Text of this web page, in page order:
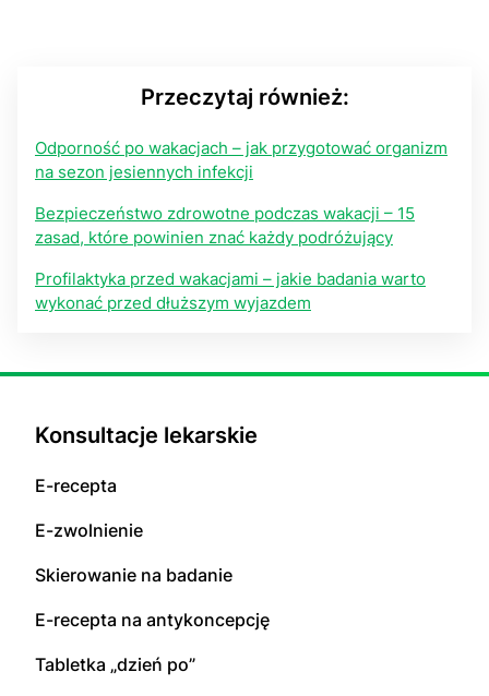
Przeczytaj również:
Odporność po wakacjach – jak przygotować organizm
na sezon jesiennych infekcji
Bezpieczeństwo zdrowotne podczas wakacji – 15
zasad, które powinien znać każdy podróżujący
Profilaktyka przed wakacjami – jakie badania warto
wykonać przed dłuższym wyjazdem
Konsultacje lekarskie
E-recepta
E-zwolnienie
Skierowanie na badanie
E-recepta na antykoncepcję
Tabletka „dzień po”